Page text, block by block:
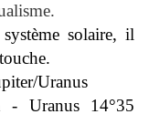
solaire, il
Uranus
- Uranus 14°35